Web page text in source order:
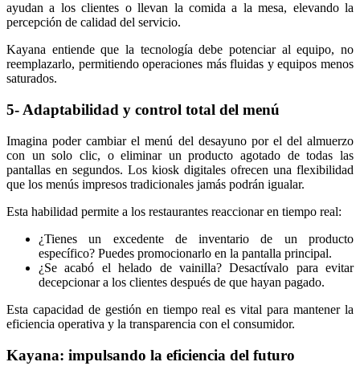
ayudan a los clientes o llevan la comida a la mesa, elevando la
percepción de calidad del servicio.
Kayana entiende que la tecnología debe potenciar al equipo, no
reemplazarlo, permitiendo operaciones más fluidas y equipos menos
saturados.
5- Adaptabilidad y control total del menú
Imagina poder cambiar el menú del desayuno por el del almuerzo
con un solo clic, o eliminar un producto agotado de todas las
pantallas en segundos. Los kiosk digitales ofrecen una flexibilidad
que los menús impresos tradicionales jamás podrán igualar.
Esta habilidad permite a los restaurantes reaccionar en tiempo real:
¿Tienes un excedente de inventario de un producto
específico? Puedes promocionarlo en la pantalla principal.
¿Se acabó el helado de vainilla? Desactívalo para evitar
decepcionar a los clientes después de que hayan pagado.
Esta capacidad de gestión en tiempo real es vital para mantener la
eficiencia operativa y la transparencia con el consumidor.
Kayana: impulsando la eficiencia del futuro